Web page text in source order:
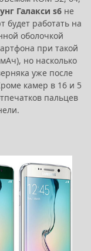
Галакси s6 не
будет работать на
оболочкой
при такой
но насколько
уже после
камер в 16 и 5
пальцев